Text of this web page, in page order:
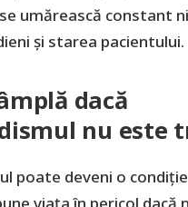
umărească constant
și starea pacientului.
dacă
nu este
poate deveni o